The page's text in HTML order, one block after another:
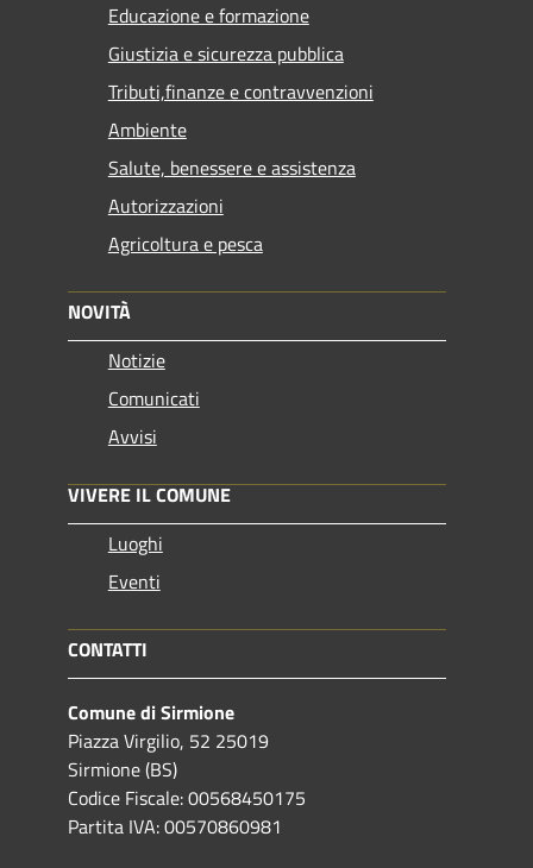
Educazione e formazione
Giustizia e sicurezza pubblica
Tributi,finanze e contravvenzioni
Ambiente
Salute, benessere e assistenza
Autorizzazioni
Agricoltura e pesca
NOVITÀ
Notizie
Comunicati
Avvisi
VIVERE IL COMUNE
Luoghi
Eventi
CONTATTI
Comune di Sirmione
Piazza Virgilio, 52 25019
Sirmione (BS)
Codice Fiscale: 00568450175
Partita IVA: 00570860981